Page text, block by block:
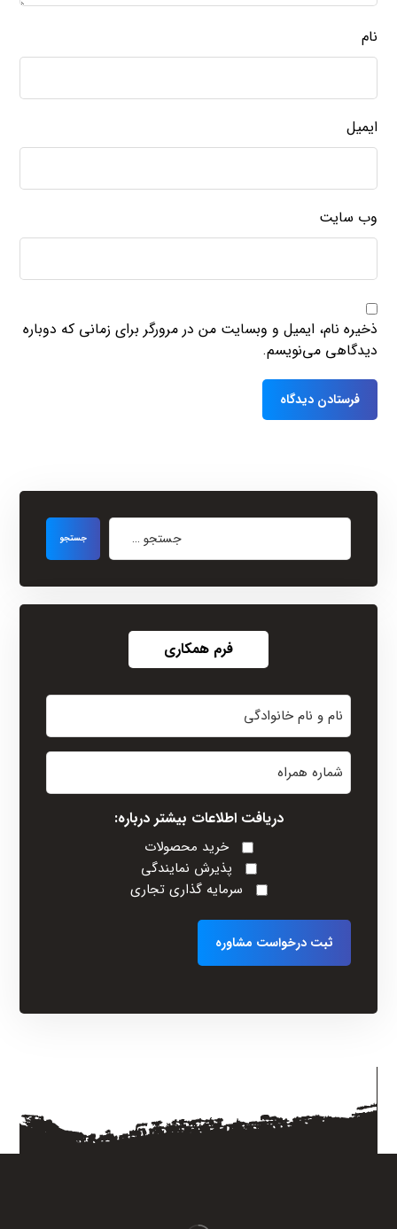
نام
ایمیل
وب‌ سایت
ذخیره نام، ایمیل و وبسایت من در مرورگر برای زمانی که دوباره
دیدگاهی می‌نویسم.
فرم همکاری
نام
(Required)
دریافت اطلاعات بیشتر درباره:
خرید محصولات
پذیرش نمایندگی
سرمایه گذاری تجاری